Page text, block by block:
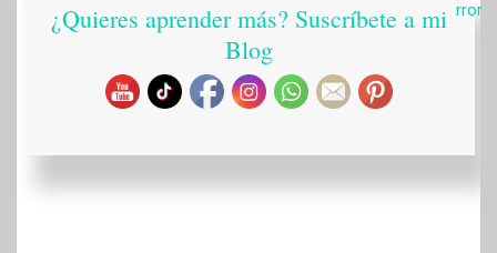
¿Quieres aprender más? Suscríbete a mi
Blog